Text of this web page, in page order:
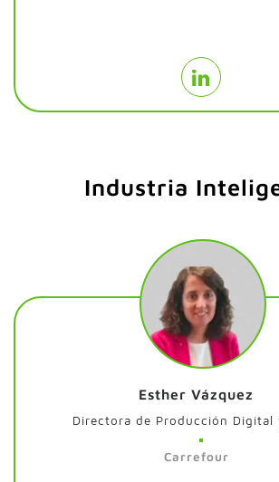
Industria
Esther Vázquez
Directora de Producción Digital
Carrefour